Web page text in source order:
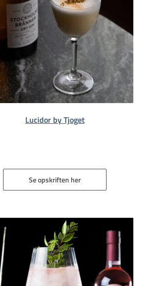
Lucidor by Tjoget
Se opskriften her